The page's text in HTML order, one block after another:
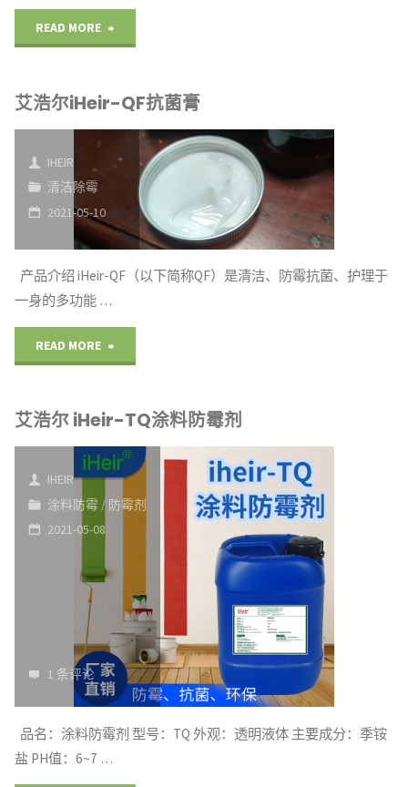
READ MORE
尔
iHeir-
艾浩尔iHeir-QF抗菌膏
IHEIR
清洁除霉
2021-05-10
产品介绍 iHeir-QF（以下简称QF）是清洁、防霉抗菌、护理于
一身的多功能 …
READ MORE
尔
iHeir-
QF
膏"
艾浩尔 iHeir-TQ涂料防霉剂
IHEIR
涂料防霉 / 防霉剂
2021-05-08
1 条评论
品名：涂料防霉剂 型号：TQ 外观：透明液体 主要成分：季铵
盐 PH值：6~7 …